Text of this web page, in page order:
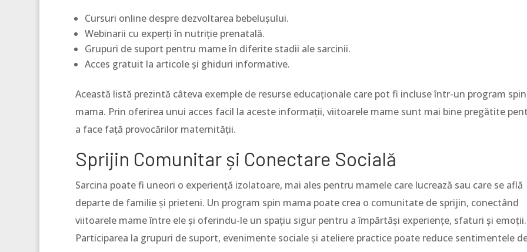
Cursuri online despre dezvoltarea bebelușului.
Webinarii cu experți în nutriție prenatală.
Grupuri de suport pentru mame în diferite stadii ale sarcinii.
Acces gratuit la articole și ghiduri informative.
Această listă prezintă câteva exemple de resurse educaționale care pot fi incluse într-un program spin
mama. Prin oferirea unui acces facil la aceste informații, viitoarele mame sunt mai bine pregătite
a face față provocărilor maternității.
Sprijin Comunitar și Conectare Socială
Sarcina poate fi uneori o experiență izolatoare, mai ales pentru mamele care lucrează sau care se află
departe de familie și prieteni. Un program spin mama poate crea o comunitate de sprijin, conectând
viitoarele mame între ele și oferindu-le un spațiu sigur pentru a împărtăși experiențe, sfaturi și emoții.
Participarea la grupuri de suport, evenimente sociale și ateliere practice poate reduce sentimentele